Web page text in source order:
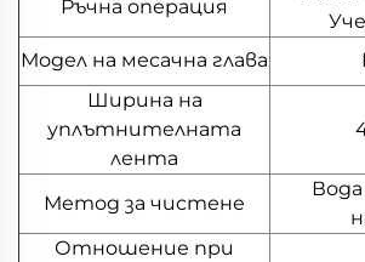
Ръчна операция
Модел на месачна глава
Ширина на
уплътнителната
лента
Метод за чистене
Отношение при